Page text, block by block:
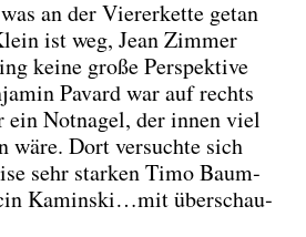
an der Vie­rer­ket­te getan
ist weg, Jean Zim­mer
kei­ne gro­ße Per­spek­ti­ve
Pavard war auf rechts
ein Not­na­gel, der innen viel
wäre. Dort ver­such­te sich
sehr star­ken Timo Baum­
Kaminski…mit über­schau­